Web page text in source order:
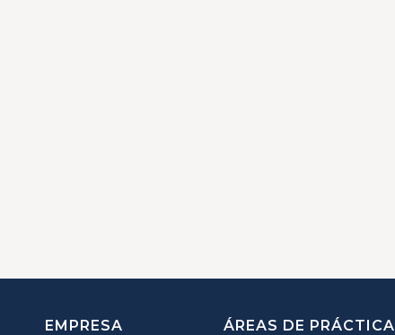
EMPRESA ÁREAS DE PRÁCTICA